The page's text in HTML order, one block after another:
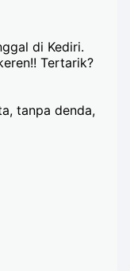
di Kediri.
Tertarik?
tanpa denda,